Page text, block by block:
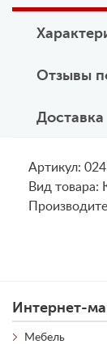
Отзывы
Доставка
Артикул:
Вид товара:
Интернет-
Мебель